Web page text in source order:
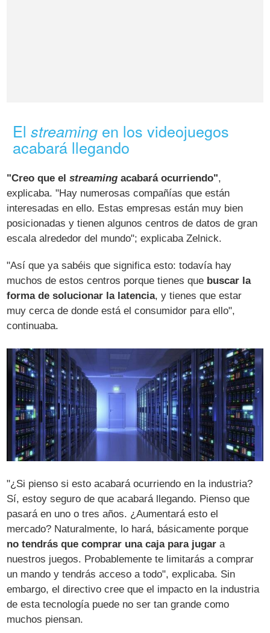
Elstreaming en los videojuegos
acabará llegando
"Creo que elstreaming acabará ocurriendo",
explicaba. "Hay numerosas compañías que están
interesadas en ello. Estas empresas están muy bien
posicionadas y tienen algunos centros de datos de gran
escala alrededor del mundo"; explicaba Zelnick.
"Así que ya sabéis que significa esto: todavía hay
muchos de estos centros porque tienes que buscar la
forma de solucionar la latencia, y tienes que estar
muy cerca de donde está el consumidor para ello",
continuaba.
"¿Si pienso si esto acabará ocurriendo en la industria?
Sí, estoy seguro de que acabará llegando. Pienso que
pasará en uno o tres años. ¿Aumentará esto el
mercado? Naturalmente, lo hará, básicamente porque
no tendrás que comprar una caja para jugar a
nuestros juegos. Probablemente te limitarás a comprar
un mando y tendrás acceso a todo", explicaba. Sin
embargo, el directivo cree que el impacto en la industria
de esta tecnología puede no ser tan grande como
muchos piensan.